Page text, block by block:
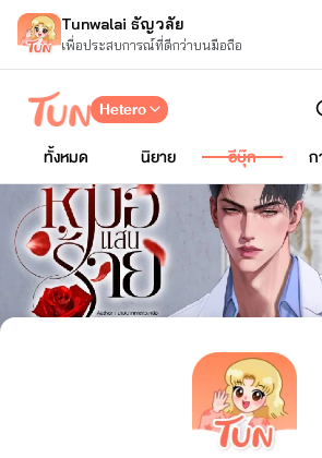
Tunwalai ธัญวลัย
เพื่อประสบการณ์ที่ดีกว่าบนมือถือ
Hetero
ทั้งหมด
นิยาย อีบุ๊ก